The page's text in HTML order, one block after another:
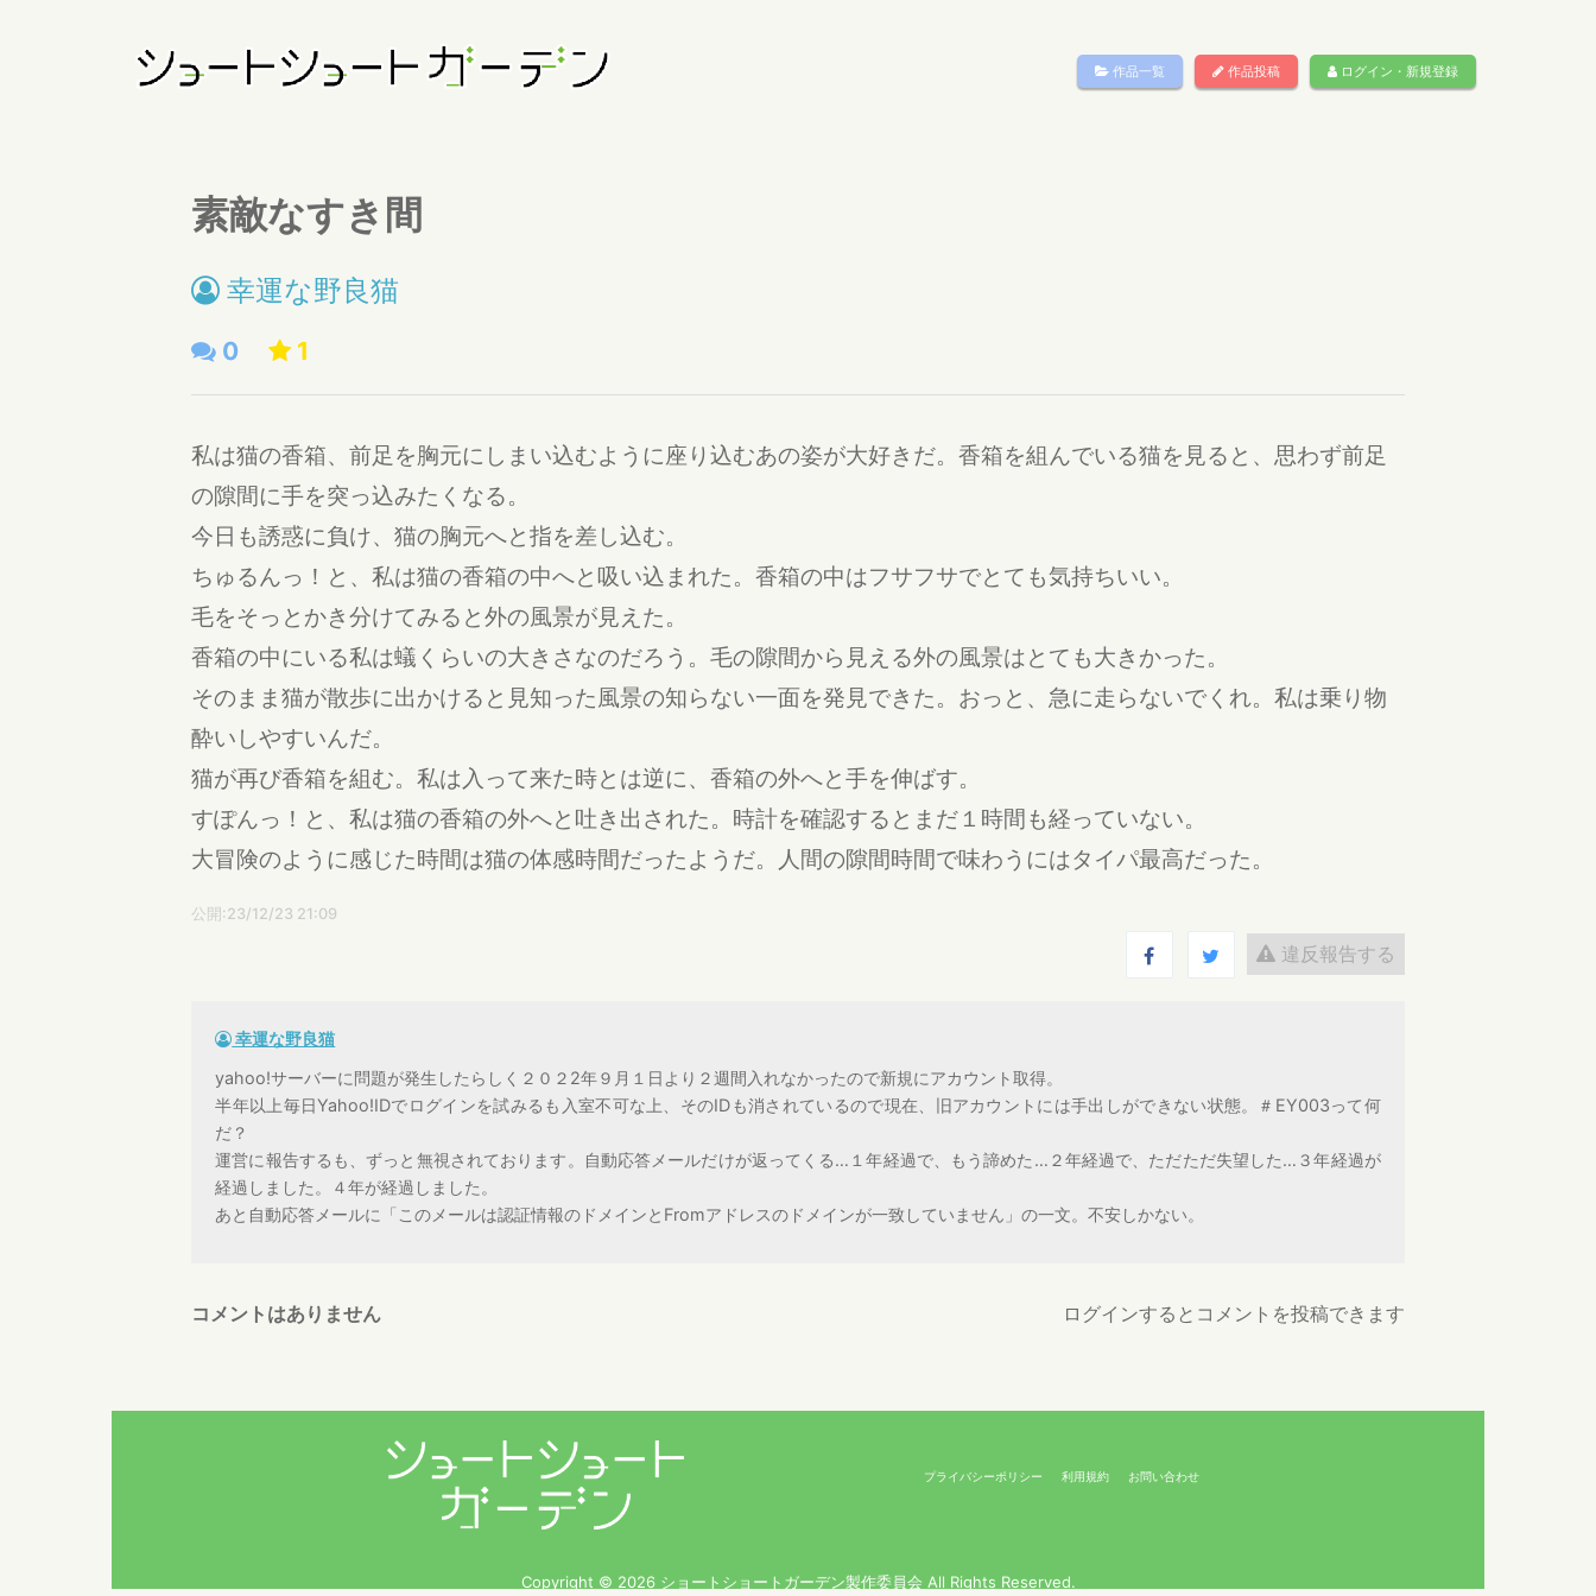
作品一覧 作品投稿 ログイン・新規登録
素敵なすき間
幸運な野良猫
0 1
私は猫の香箱、前足を胸元にしまい込むように座り込むあの姿が大好きだ。香箱を組んでいる猫を見ると、思わず前足
の隙間に手を突っ込みたくなる。
今日も誘惑に負け、猫の胸元へと指を差し込む。
ちゅるんっ！と、私は猫の香箱の中へと吸い込まれた。香箱の中はフサフサでとても気持ちいい。
毛をそっとかき分けてみると外の風景が見えた。
香箱の中にいる私は蟻くらいの大きさなのだろう。毛の隙間から見える外の風景はとても大きかった。
そのまま猫が散歩に出かけると見知った風景の知らない一面を発見できた。おっと、急に走らないでくれ。私は乗り物
酔いしやすいんだ。
猫が再び香箱を組む。私は入って来た時とは逆に、香箱の外へと手を伸ばす。
すぽんっ！と、私は猫の香箱の外へと吐き出された。時計を確認するとまだ１時間も経っていない。
大冒険のように感じた時間は猫の体感時間だったようだ。人間の隙間時間で味わうにはタイパ最高だった。
公開:23/12/23 21:09
違反報告する
幸運な野良猫
yahoo!サーバーに問題が発生したらしく２０２2年９月１日より２週間入れなかったので新規にアカウント取得。
半年以上毎日Yahoo!IDでログインを試みるも入室不可な上、そのIDも消されているので現在、旧アカウントには手出しができない状態。＃EY003って何
だ？
運営に報告するも、ずっと無視されております。自動応答メールだけが返ってくる…１年経過で、もう諦めた…２年経過で、ただただ失望した…３年経過が
経過しました。４年が経過しました。
あと自動応答メールに「このメールは認証情報のドメインとFromアドレスのドメインが一致していません」の一文。不安しかない。
コメントはありません ログインするとコメントを投稿できます
プライバシーポリシー 利用規約 お問い合わせ
Copyright © 2026 ショートショートガーデン製作委員会 All Rights Reserved.